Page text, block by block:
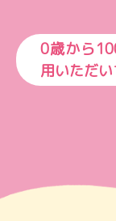
0歳から
用いただい